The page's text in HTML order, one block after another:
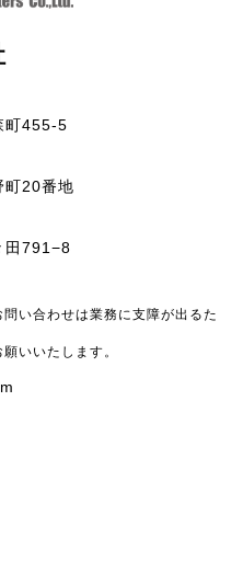
町455-5
町20番地
田791−8
い合わせは業務に支障が出るた
いいたします。